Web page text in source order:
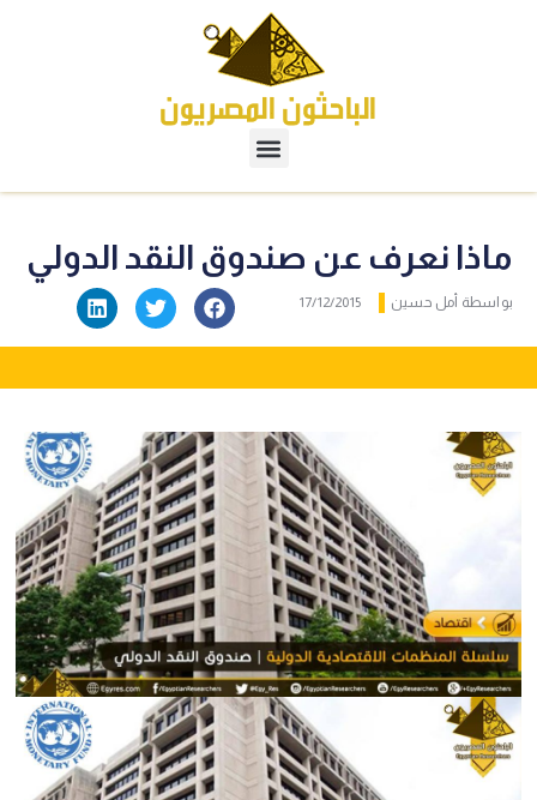
ماذا نعرف عن صندوق النقد الدولي
بواسطة أمل حسين 17/12/2015